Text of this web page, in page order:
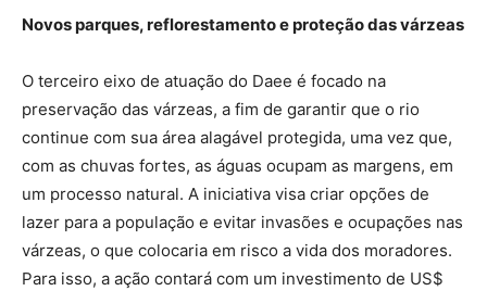
Novos parques, reflorestamento e proteção das várzeas
O terceiro eixo de atuação do Daee é focado na
preservação das várzeas, a fim de garantir que o rio
continue com sua área alagável protegida, uma vez que,
com as chuvas fortes, as águas ocupam as margens, em
um processo natural. A iniciativa visa criar opções de
lazer para a população e evitar invasões e ocupações nas
várzeas, o que colocaria em risco a vida dos moradores.
Para isso, a ação contará com um investimento de US$